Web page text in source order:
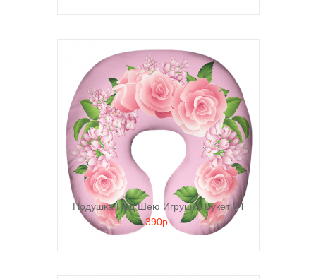
Подушка Под Шею Игрушка Букет 04
390р.